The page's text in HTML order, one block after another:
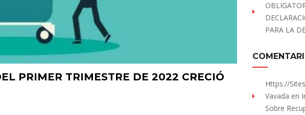
PRIMER TRIMESTRE DE 2022 CRECIÓ
PARA LA
Https://
Vavada en
Sobre